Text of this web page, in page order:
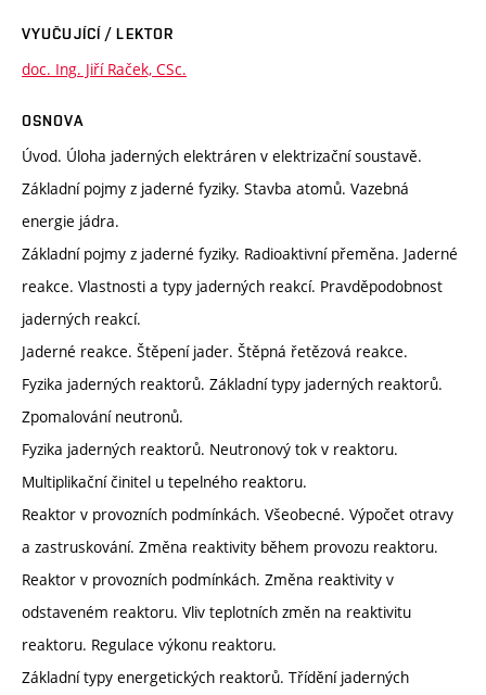
VYUČUJÍCÍ / LEKTOR
doc. Ing. Jiří Raček, CSc.
OSNOVA
Úvod. Úloha jaderných elektráren v elektrizační soustavě.
Základní pojmy z jaderné fyziky. Stavba atomů. Vazebná
energie jádra.
Základní pojmy z jaderné fyziky. Radioaktivní přeměna. Jaderné
reakce. Vlastnosti a typy jaderných reakcí. Pravděpodobnost
jaderných reakcí.
Jaderné reakce. Štěpení jader. Štěpná řetězová reakce.
Fyzika jaderných reaktorů. Základní typy jaderných reaktorů.
Zpomalování neutronů.
Fyzika jaderných reaktorů. Neutronový tok v reaktoru.
Multiplikační činitel u tepelného reaktoru.
Reaktor v provozních podmínkách. Všeobecné. Výpočet otravy
a zastruskování. Změna reaktivity během provozu reaktoru.
Reaktor v provozních podmínkách. Změna reaktivity v
odstaveném reaktoru. Vliv teplotních změn na reaktivitu
reaktoru. Regulace výkonu reaktoru.
Základní typy energetických reaktorů. Třídění jaderných